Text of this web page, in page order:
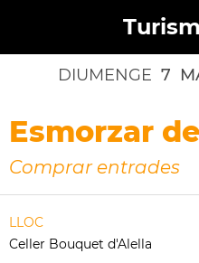
DIUMENGE 7
Esmorzar
Comprar entrades
LLOC
Celler Bouquet d'Alella